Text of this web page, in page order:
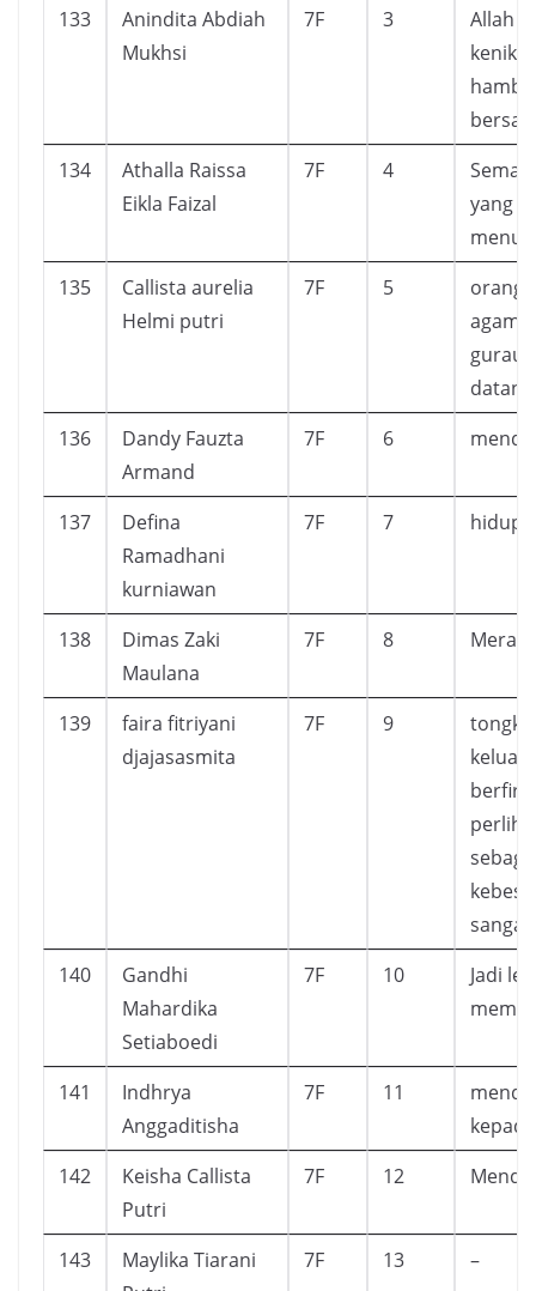
133
Anindita Abdiah
Mukhsi
7F 3
Allah
134
Athalla Raissa
Eikla Faizal
7F 4
yang
135
Callista aurelia
Helmi putri
7F 5
orang
gurau
136
Dandy Fauzta
Armand
7F 6
137
Defina
Ramadhani
kurniawan
7F 7 hidup
138
Dimas Zaki
Maulana
7F 8
139
faira fitriyani
djajasasmita
7F 9
keluar
140
Gandhi
Mahardika
Setiaboedi
7F 10
Jadi
141
Indhrya
Anggaditisha
7F 11
142
Keisha Callista
Putri
7F 12
143
Maylika Tiarani
7F 13 –